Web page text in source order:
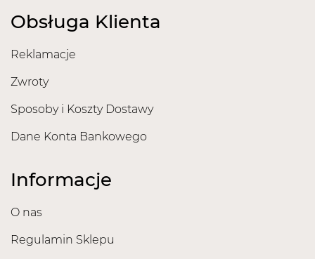
Obsługa Klienta
Reklamacje
Zwroty
Sposoby i Koszty Dostawy
Dane Konta Bankowego
Informacje
O nas
Regulamin Sklepu